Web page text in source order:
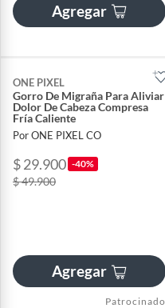
Agregar
ONE PIXEL
Gorro De Migraña Para Aliviar
Dolor De Cabeza Compresa
Fría Caliente
Por ONE PIXEL CO
$ 29.900 -40%
$ 49.900
Agregar
Patrocinado